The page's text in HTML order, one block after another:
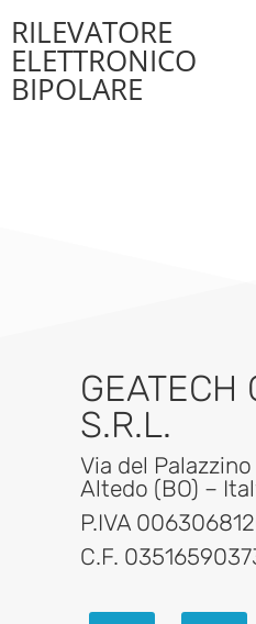
RILEVATORE
ELETTRONICO
BIPOLARE
GEATECH
S.R.L.
Via del
Altedo (BO) –
P.IVA
C.F.